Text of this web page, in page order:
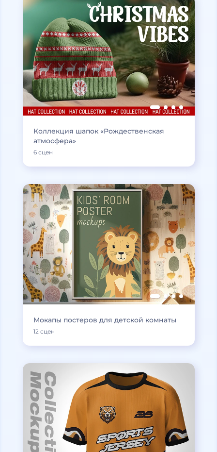
Коллекция шапок «Рождественская
атмосфера»
6 сцен
Мокапы постеров для детской комнаты
12 сцен